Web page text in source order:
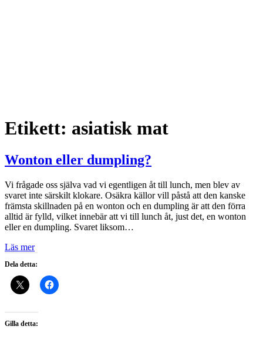
Etikett: asiatisk mat
Wonton eller dumpling?
Vi frågade oss själva vad vi egentligen åt till lunch, men blev av
svaret inte särskilt klokare. Osäkra källor vill påstå att den kanske
främsta skillnaden på en wonton och en dumpling är att den förra
alltid är fylld, vilket innebär att vi till lunch åt, just det, en wonton
eller en dumpling. Svaret liksom…
Läs mer
Dela detta:
Gilla detta: